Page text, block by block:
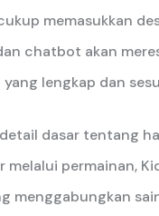
memasukkan
chatbot akan
lengkap dan
dasar tentang
permainan,
menggabungkan